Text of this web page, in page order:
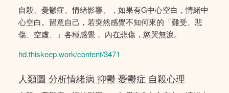
自殺、憂鬱症、情緒影響、，如果有G中心空白，情緒中
心空白。留意自己，若突然感覺不知何來的「難受、悲
傷、空虛、」各種感覺， 內在悲傷，慾哭無淚。
hd.thiskeep.work/content/3471
人類圖 分析情緒病 抑鬱 憂鬱症 自殺心理